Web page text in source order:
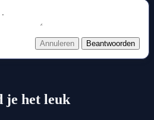
Annuleren Beantwoorden
je het leuk